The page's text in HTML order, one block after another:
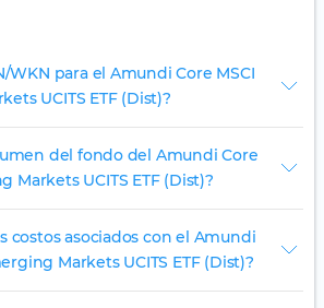
WKN para el Amundi Core MSCI
UCITS ETF (Dist)?
del fondo del Amundi Core
Markets UCITS ETF (Dist)?
costos asociados con el Amundi
Markets UCITS ETF (Dist)?